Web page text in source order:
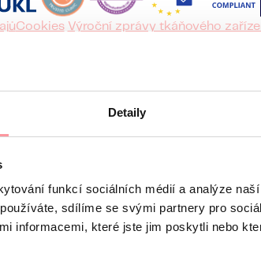
Detaily
funkcí sociálních médií a analýze
sdílíme se svými partnery pro
informacemi, které jste jim poskytli nebo
Cookies Výroční zprávy tkáňového
115, Vokovice, 160 00 Praha 6,
Vstupní konzultace s lékařem zdarma